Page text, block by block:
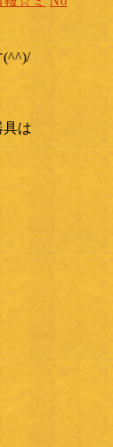
(^^)/
は